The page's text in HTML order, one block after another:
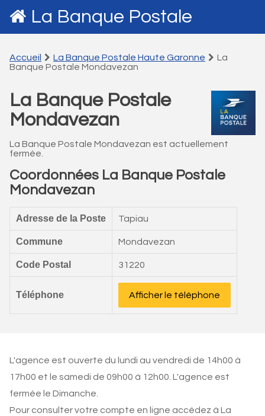
La Banque Postale
Accueil La Banque Postale Haute Garonne
La
Banque Postale Mondavezan
La Banque Postale
Mondavezan
La Banque Postale Mondavezan est actuellement
fermée.
Coordonnées La Banque Postale
Mondavezan
Adresse de la Poste Tapiau
Commune Mondavezan
Code Postal 31220
Téléphone Afficher le téléphone
L'agence est ouverte du lundi au vendredi de 14h00 à
17h00 et le samedi de 09h00 à 12h00. L'agence est
fermée le Dimanche.
Pour consulter votre compte en ligne accédez à La